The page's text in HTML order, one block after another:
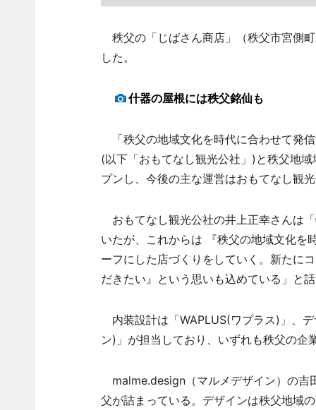
秩父の「じばさん商店」（秩父市宮側
した。
什器の屋根には秩父銘仙も
「秩父の地域文化を時代に合わせて発
(以下「おもてなし観光公社」)と秩父地
プンし、今後の主な運営はおもてなし
おもてなし観光公社の井上正幸さんは
いたが、これからは 『秩父の地域文化を
ーフにした店づくりをしていく。新たに
だきたい』という思いも込めている」と
内装設計は「WAPLUS(ワプラス)」、
ン)」が担当しており、いずれも秩父の企
malme.design（マルメデザイン）の吉
父が詰まっている。デザインは秩父地域